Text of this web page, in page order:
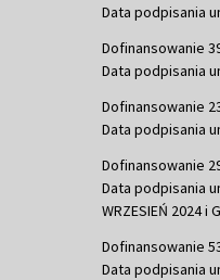
Data podpisania
Dofinansowanie
Data podpisania
Dofinansowanie
Data podpisania
Dofinansowanie
Data podpisania
WRZESIEŃ 2024 i
Dofinansowanie
Data podpisania